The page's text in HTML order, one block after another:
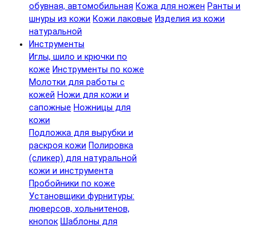
обувная, автомобильная Кожа для ножен Ранты и
шнуры из кожи Кожи лаковые Изделия из кожи
натуральной
Инструменты
Иглы, шило и крючки по
коже Инструменты по коже
Молотки для работы с
кожей Ножи для кожи и
сапожные Ножницы для
кожи
Подложка для вырубки и
раскроя кожи Полировка
(сликер) для натуральной
кожи и инструмента
Пробойники по коже
Установщики фурнитуры:
люверсов, хольнитенов,
кнопок Шаблоны для